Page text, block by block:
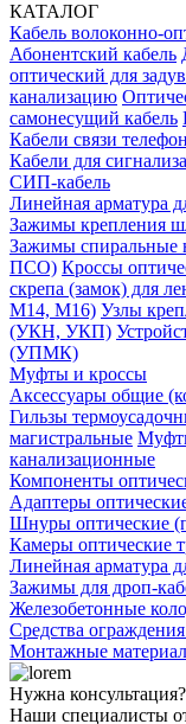
КАТАЛОГ
Кабель волоконно-
Абонентский кабель
оптический для
канализацию
самонесущий кабель
Кабели связи
Кабели для
СИП-кабель
Линейная арматура
Зажимы крепления
Зажимы
ПСО) Кроссы
скрепа (замок) для
М14, М16) Узлы
(УКН, УКП)
(УПМК)
Муфты и кроссы
Аксессуары общие
Гильзы
магистральные
канализационные
Компоненты
Адаптеры
Шнуры оптические
Камеры оптические
Линейная арматура
Зажимы для дроп-
Железобетонные
Средства
Монтажные
Нужна консультация?
Наши специалисты